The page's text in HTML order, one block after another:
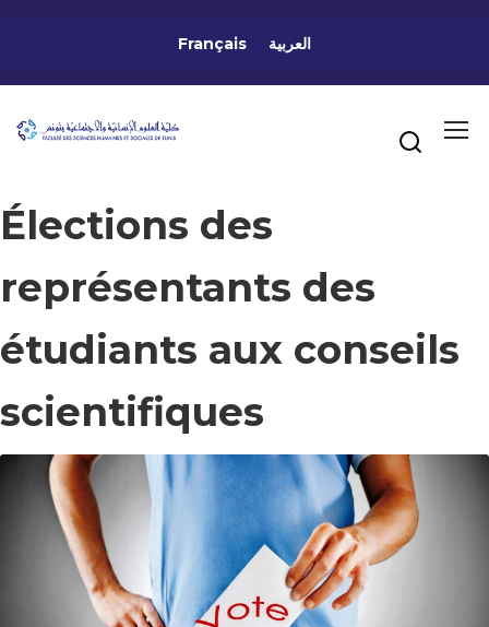
Français العربية
Élections des
représentants des
étudiants aux conseils
scientifiques